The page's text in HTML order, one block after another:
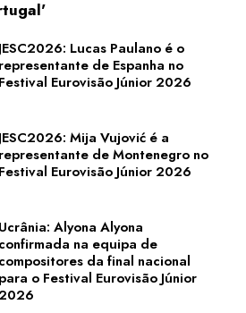
JESC2026: Lucas Paulano é o
representante de Espanha no
Festival Eurovisão Júnior 2026
JESC2026: Mija Vujović é a
representante de Montenegro no
Festival Eurovisão Júnior 2026
Ucrânia: Alyona Alyona
confirmada na equipa de
compositores da final nacional
para o Festival Eurovisão Júnior